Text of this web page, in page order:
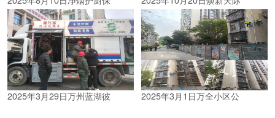
2025年3月29日万州蓝湖彼 2025年3月1日万全小区公